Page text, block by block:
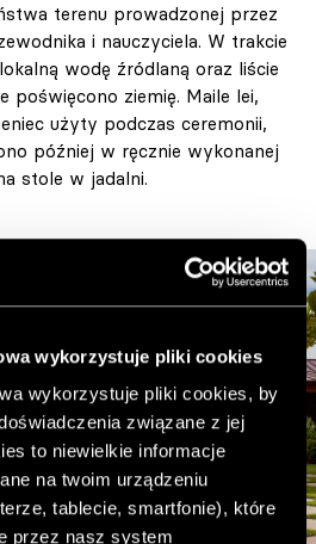
wykorzystuje pliki cookies
wykorzystuje pliki cookies, by
związane z jej
to niewielkie informacje
na twoim urządzeniu
tablecie, smartfonie), które
przez nasz system
terenu prowadzonej przez
i nauczyciela. W trakcie
wodę źródlaną oraz liście
poświęcono ziemię. Maile lei,
użyty podczas ceremonii,
później w ręcznie wykonanej
stole w jadalni.